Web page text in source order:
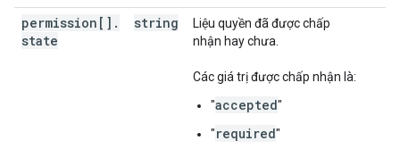
permission[] .
state
string
Liệu quyền đã được chấp
nhận hay chưa.
Các giá trị được chấp nhận là:
"accepted"
"required"